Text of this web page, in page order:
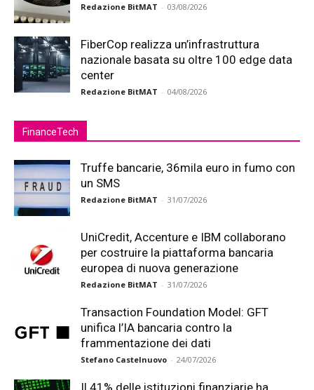
Redazione BitMAT - 03/08/2026
FiberCop realizza un’infrastruttura
nazionale basata su oltre 100 edge data
center
Redazione BitMAT - 04/08/2026
FinanceTech
Truffe bancarie, 36mila euro in fumo con
un SMS
Redazione BitMAT - 31/07/2026
UniCredit, Accenture e IBM collaborano
per costruire la piattaforma bancaria
europea di nuova generazione
Redazione BitMAT - 31/07/2026
Transaction Foundation Model: GFT
unifica l’IA bancaria contro la
frammentazione dei dati
Stefano Castelnuovo - 24/07/2026
Il 41% delle istituzioni finanziarie ha